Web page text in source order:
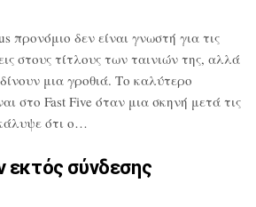
προνόμιο δεν είναι γνωστή για τις
στουςτίτλους των ταινιών της, αλλά
μια γροθιά. Το καλύτερο
στο Fast Five όταν μιασκηνή μετά τις
ότι ο…
εκτός σύνδεσης